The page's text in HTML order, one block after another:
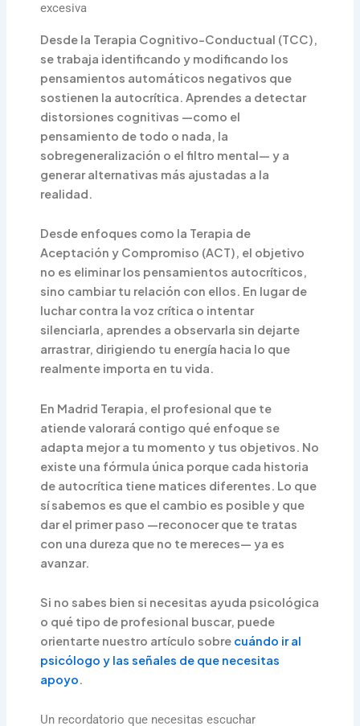
excesiva
Desde la Terapia Cognitivo-Conductual (TCC),
se trabaja identificando y modificando los
pensamientos automáticos negativos que
sostienen la autocrítica. Aprendes a detectar
distorsiones cognitivas —como el
pensamiento de todo o nada, la
sobregeneralización o el filtro mental— y a
generar alternativas más ajustadas a la
realidad.
Desde enfoques como la Terapia de
Aceptación y Compromiso (ACT), el objetivo
no es eliminar los pensamientos autocríticos,
sino cambiar tu relación con ellos. En lugar de
luchar contra la voz crítica o intentar
silenciarla, aprendes a observarla sin dejarte
arrastrar, dirigiendo tu energía hacia lo que
realmente importa en tu vida.
En Madrid Terapia, el profesional que te
atiende valorará contigo qué enfoque se
adapta mejor a tu momento y tus objetivos. No
existe una fórmula única porque cada historia
de autocrítica tiene matices diferentes. Lo que
sí sabemos es que el cambio es posible y que
dar el primer paso —reconocer que te tratas
con una dureza que no te mereces— ya es
avanzar.
Si no sabes bien si necesitas ayuda psicológica
o qué tipo de profesional buscar, puede
orientarte nuestro artículo sobre cuándo ir al
psicólogo y las señales de que necesitas
apoyo.
Un recordatorio que necesitas escuchar